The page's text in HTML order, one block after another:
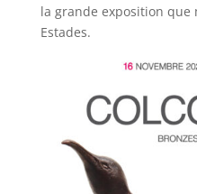
la grande exposition que
Estades.